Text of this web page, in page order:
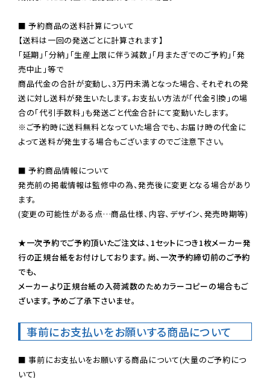
■ 予約商品の送料計算について
【送料は一回の発送ごとに計算されます】
「延期」「分納」「生産上限に伴う減数」「月またぎでのご予約」「発
売中止」等で
商品代金の合計が変動し、3万円未満となった場合、それぞれの発
送に対し送料が発生いたします。お支払い方法が「代金引換」の場
※ご予約時に送料無料となっていた場合でも、お届け時の代金に
よって送料が発生する場合もございますのでご注意下さい。
■ 予約商品情報について
発売前の掲載情報は監修中の為、発売後に変更となる場合があり
ます。
(変更の可能性がある点…商品仕様、内容、デザイン、発売時期等)
★一次予約でご予約頂いたご注文は、1セットにつき1枚メーカー発
行の正規台紙をお付けしております。尚、一次予約締切前のご予約
でも、
メーカーより正規台紙の入荷減数のためカラーコピーの場合もご
ざいます。予めご了承下さいませ。
事前にお支払いをお願いする商品について
■ 事前にお支払いをお願いする商品について(大量のご予約につ
いて)